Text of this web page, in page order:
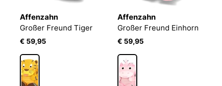
Affenzahn
Großer Freund Tiger
€ 59,95
Affenzahn
Großer Freund Einhorn
€ 59,95